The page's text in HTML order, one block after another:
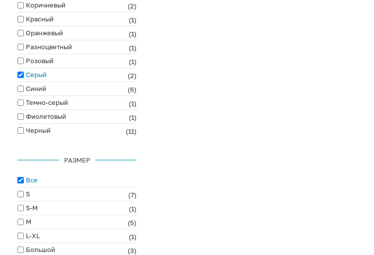
Коричневый
(2)
Красный
(1)
Оранжевый
(1)
Разноцветный
(1)
Розовый
(1)
Серый
(2)
Синий
(6)
Темно-серый
(1)
Фиолетовый
(1)
Черный
(11)
РАЗМЕР
Все
S
(7)
S-M
(1)
M
(5)
L-XL
(1)
Большой
(3)